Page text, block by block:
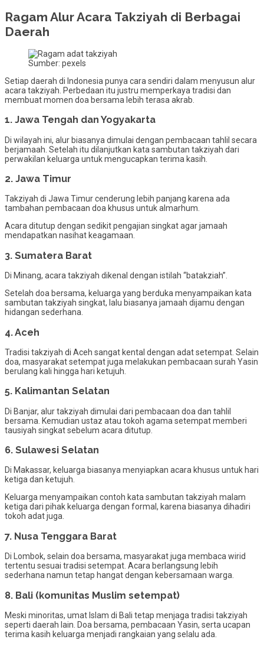
Ragam Alur Acara Takziyah di Berbagai
Daerah
Sumber: pexels
Setiap daerah di Indonesia punya cara sendiri dalam menyusun alur
acara takziyah. Perbedaan itu justru memperkaya tradisi dan
membuat momen doa bersama lebih terasa akrab.
1. Jawa Tengah dan Yogyakarta
Di wilayah ini, alur biasanya dimulai dengan pembacaan tahlil secara
berjamaah. Setelah itu dilanjutkan kata sambutan takziyah dari
perwakilan keluarga untuk mengucapkan terima kasih.
2. Jawa Timur
Takziyah di Jawa Timur cenderung lebih panjang karena ada
tambahan pembacaan doa khusus untuk almarhum.
Acara ditutup dengan sedikit pengajian singkat agar jamaah
mendapatkan nasihat keagamaan.
3. Sumatera Barat
Di Minang, acara takziyah dikenal dengan istilah “batakziah”.
Setelah doa bersama, keluarga yang berduka menyampaikan kata
sambutan takziyah singkat, lalu biasanya jamaah dijamu dengan
hidangan sederhana.
4. Aceh
Tradisi takziyah di Aceh sangat kental dengan adat setempat. Selain
doa, masyarakat setempat juga melakukan pembacaan surah Yasin
berulang kali hingga hari ketujuh.
5. Kalimantan Selatan
Di Banjar, alur takziyah dimulai dari pembacaan doa dan tahlil
bersama. Kemudian ustaz atau tokoh agama setempat memberi
tausiyah singkat sebelum acara ditutup.
6. Sulawesi Selatan
Di Makassar, keluarga biasanya menyiapkan acara khusus untuk hari
ketiga dan ketujuh.
Keluarga menyampaikan contoh kata sambutan takziyah malam
ketiga dari pihak keluarga dengan formal, karena biasanya dihadiri
tokoh adat juga.
7. Nusa Tenggara Barat
Di Lombok, selain doa bersama, masyarakat juga membaca wirid
tertentu sesuai tradisi setempat. Acara berlangsung lebih
sederhana namun tetap hangat dengan kebersamaan warga.
8. Bali (komunitas Muslim setempat)
Meski minoritas, umat Islam di Bali tetap menjaga tradisi takziyah
seperti daerah lain. Doa bersama, pembacaan Yasin, serta ucapan
terima kasih keluarga menjadi rangkaian yang selalu ada.